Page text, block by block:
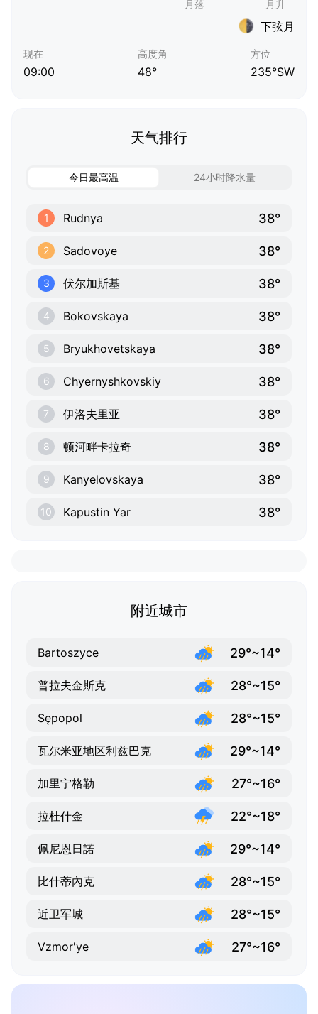
下弦月
现在
09:00
高度角
48°
方位
235°SW
天气排行
今日最高温 24小时降水量
1 Rudnya 38°
2 Sadovoye 38°
3 伏尔加斯基 38°
4 Bokovskaya 38°
5 Bryukhovetskaya 38°
6 Chyernyshkovskiy 38°
7 伊洛夫里亚 38°
8 顿河畔卡拉奇 38°
9 Kanyelovskaya 38°
10 Kapustin Yar 38°
附近城市
Bartoszyce 29°~14°
普拉夫金斯克 28°~15°
Sępopol 28°~15°
瓦尔米亚地区利兹巴克 29°~14°
加里宁格勒 27°~16°
拉杜什金 22°~18°
佩尼恩日諾 29°~14°
比什蒂內克 28°~15°
近卫军城 28°~15°
Vzmor'ye 27°~16°